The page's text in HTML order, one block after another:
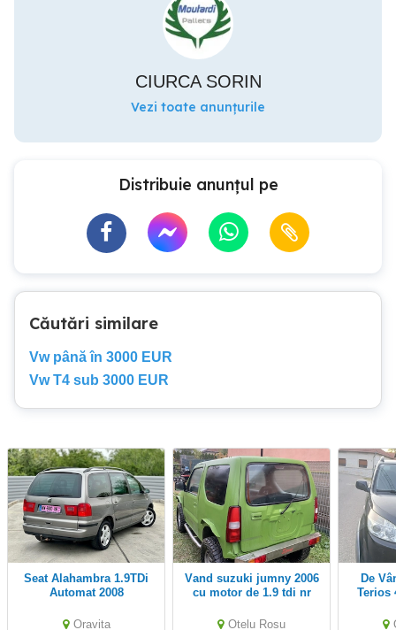
CIURCA SORIN
Vezi toate anunțurile
Distribuie anunțul pe
Căutări similare
Vw până în 3000 EUR
Vw T4 sub 3000 EUR
Seat Alahambra 1.9TDi
Automat 2008
Oravita
Vand suzuki jumny 2006
cu motor de 1.9 tdi nr
Otelu Rosu
De Vânzare Daihatsu
Terios